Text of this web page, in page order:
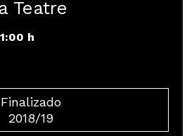
Teatre
h
Finalizado
2018/19